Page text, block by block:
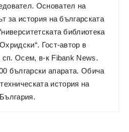
Основател на
за история на българската
библиотека
Гост-автор в
сп. Осем, в-к Fibank News.
български апарата. Обича
история на
България.